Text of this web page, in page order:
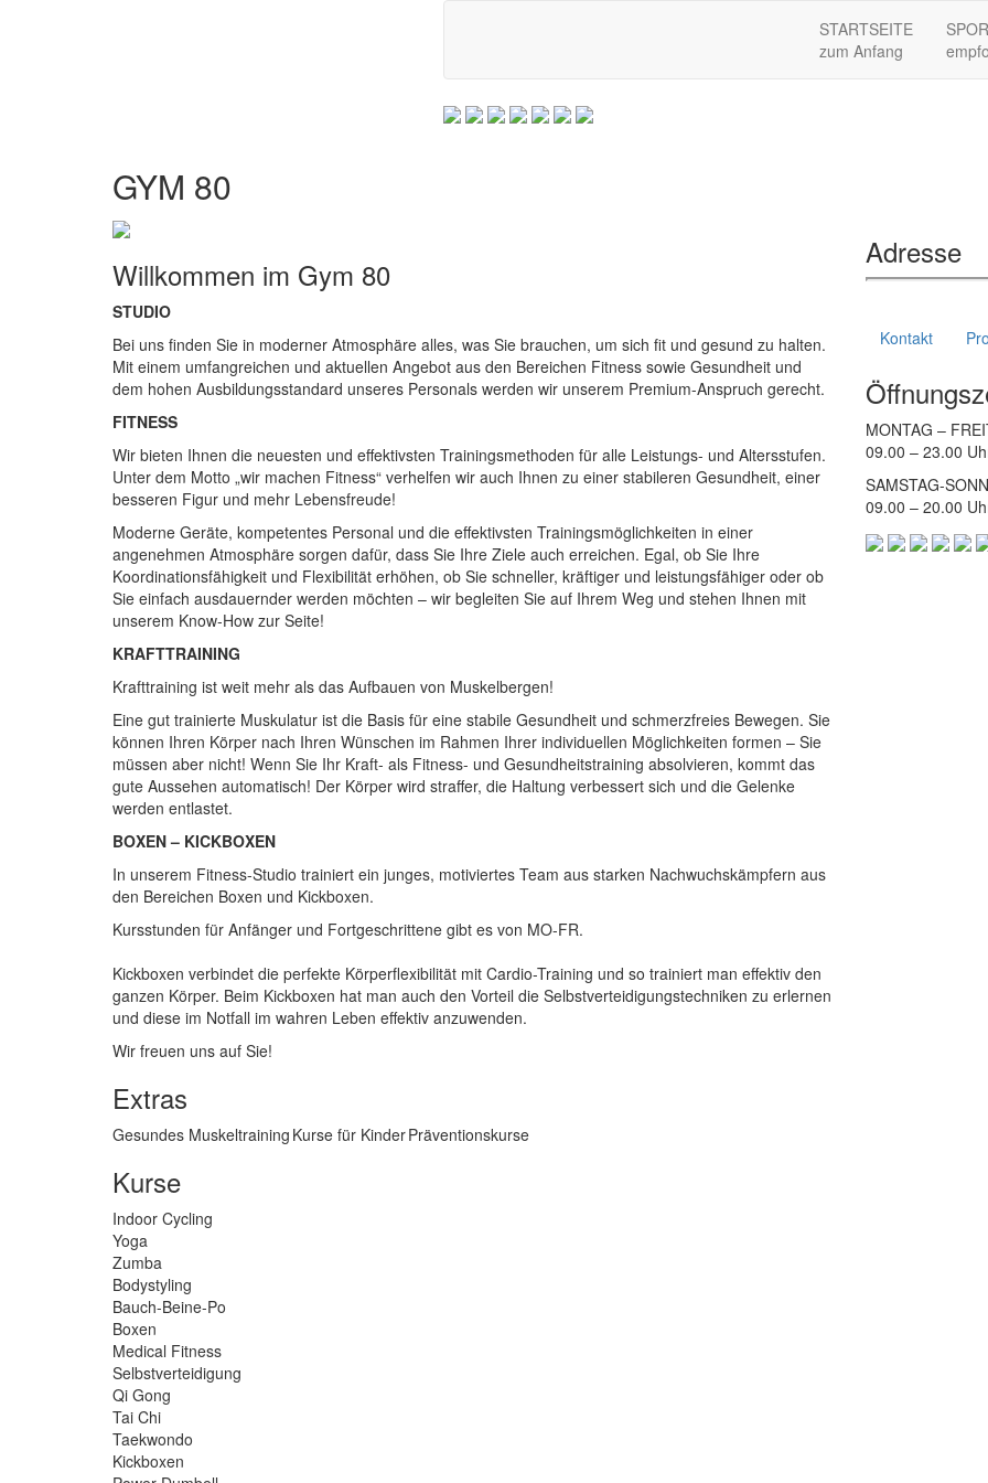
STARTSEITE
zum Anfang
GYM 80
Willkommen im Gym 80
STUDIO
Bei uns finden Sie in moderner Atmosphäre alles, was Sie brauchen, um sich fit und gesund zu halten.
Mit einem umfangreichen und aktuellen Angebot aus den Bereichen Fitness sowie Gesundheit und
dem hohen Ausbildungsstandard unseres Personals werden wir unserem Premium-Anspruch gerecht.
​FITNESS
Wir bieten Ihnen die neuesten und effektivsten Trainingsmethoden für alle Leistungs- und Altersstufen.
Unter dem Motto „wir machen Fitness“ verhelfen wir auch Ihnen zu einer stabileren Gesundheit, einer
besseren Figur und mehr Lebensfreude!
Moderne Geräte, kompetentes Personal und die effektivsten Trainingsmöglichkeiten in einer
angenehmen Atmosphäre sorgen dafür, dass Sie Ihre Ziele auch erreichen. Egal, ob Sie Ihre
Koordinationsfähigkeit und Flexibilität erhöhen, ob Sie schneller, kräftiger und leistungsfähiger oder ob
Sie einfach ausdauernder werden möchten – wir begleiten Sie auf Ihrem Weg und stehen Ihnen mit
unserem Know-How zur Seite!
KRAFTTRAINING
Krafttraining ist weit mehr als das Aufbauen von Muskelbergen!
Eine gut trainierte Muskulatur ist die Basis für eine stabile Gesundheit und schmerzfreies Bewegen. Sie
können Ihren Körper nach Ihren Wünschen im Rahmen Ihrer individuellen Möglichkeiten formen – Sie
müssen aber nicht! Wenn Sie Ihr Kraft- als Fitness- und Gesundheitstraining absolvieren, kommt das
gute Aussehen automatisch! Der Körper wird straffer, die Haltung verbessert sich und die Gelenke
werden entlastet.
BOXEN – KICKBOXEN
In unserem Fitness-Studio trainiert ein junges, motiviertes Team aus starken Nachwuchskämpfern aus
den Bereichen Boxen und Kickboxen.
Kursstunden für Anfänger und Fortgeschrittene gibt es von MO-FR.
Kickboxen verbindet die perfekte Körperflexibilität mit Cardio-Training und so trainiert man effektiv den
ganzen Körper. Beim Kickboxen hat man auch den Vorteil die Selbstverteidigungstechniken zu erlernen
und diese im Notfall im wahren Leben effektiv anzuwenden.
Wir freuen uns auf Sie!
Extras
Gesundes Muskeltraining Kurse für KinderPräventionskurse
Kurse
Indoor Cycling
Yoga
Zumba
Bodystyling
Bauch-Beine-Po
Boxen
Medical Fitness
Selbstverteidigung
Qi Gong
Tai Chi
Taekwondo
Kickboxen
Adresse
Kontakt
MONTAG –
09.00 – 23.00
SAMSTAG-
09.00 – 20.00